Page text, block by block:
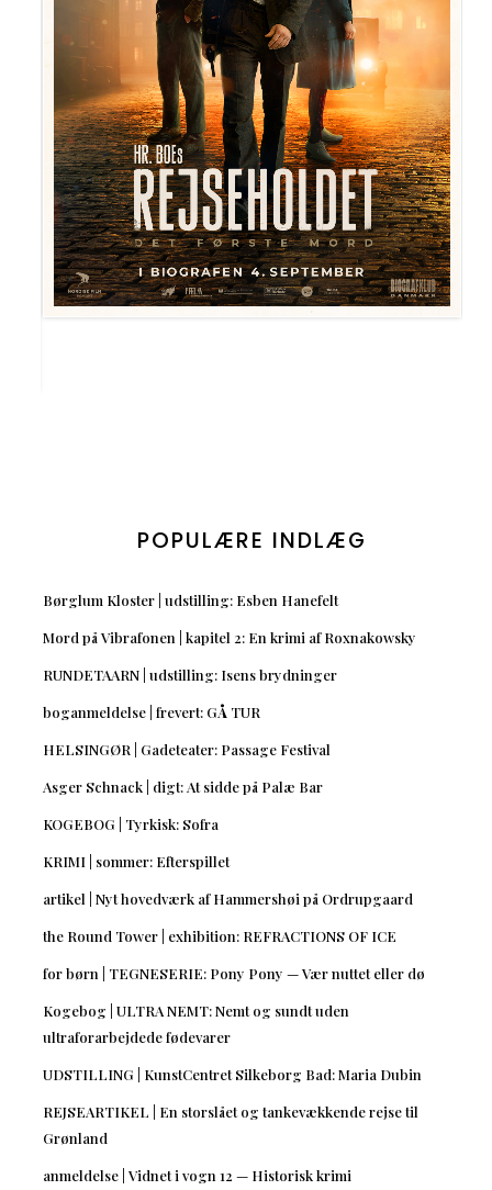
POPULÆRE INDLÆG
Børglum Kloster | udstilling: Esben Hanefelt
Mord på Vibrafonen | kapitel 2: En krimi af Roxnakowsky
RUNDETAARN | udstilling: Isens brydninger
boganmeldelse | frevert: GÅ TUR
HELSINGØR | Gadeteater: Passage Festival
Asger Schnack | digt: At sidde på Palæ Bar
KOGEBOG | Tyrkisk: Sofra
KRIMI | sommer: Efterspillet
artikel | Nyt hovedværk af Hammershøi på Ordrupgaard
the Round Tower | exhibition: REFRACTIONS OF ICE
for børn | TEGNESERIE: Pony Pony — Vær nuttet eller dø
Kogebog | ULTRA NEMT: Nemt og sundt uden
ultraforarbejdede fødevarer
UDSTILLING | KunstCentret Silkeborg Bad: Maria Dubin
REJSEARTIKEL | En storslået og tankevækkende rejse til
Grønland
anmeldelse | Vidnet i vogn 12 — Historisk krimi